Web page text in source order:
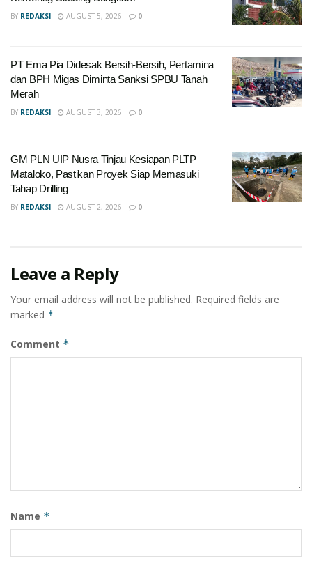
BY REDAKSI AUGUST 5, 2026 0
PT Ema Pia Didesak Bersih-Bersih, Pertamina
dan BPH Migas Diminta Sanksi SPBU Tanah
Merah
BY REDAKSI AUGUST 3, 2026 0
GM PLN UIP Nusra Tinjau Kesiapan PLTP
Mataloko, Pastikan Proyek Siap Memasuki
Tahap Drilling
BY REDAKSI AUGUST 2, 2026 0
Leave a Reply
Your email address will not be published. Required fields are
marked *
Comment *
Name *